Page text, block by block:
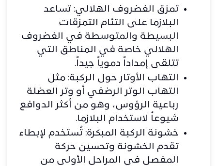
تمزق الغضروف الهلالي: تساعد
البلازما على التئام التمزقات
البسيطة والمتوسطة في الغضروف
الهلالي خاصة في المناطق التي
تتلقى إمداداً دموياً جيداً.
التهاب الأوتار حول الركبة: مثل
التهاب الوتر الرضفي أو وتر العضلة
رباعية الرؤوس، وهو من أكثر الدوافع
شيوعاً لاستخدام البلازما.
خشونة الركبة المبكرة: تُستخدم لإبطاء
تقدم الخشونة وتحسين حركة
المفصل في المراحل الأولى من